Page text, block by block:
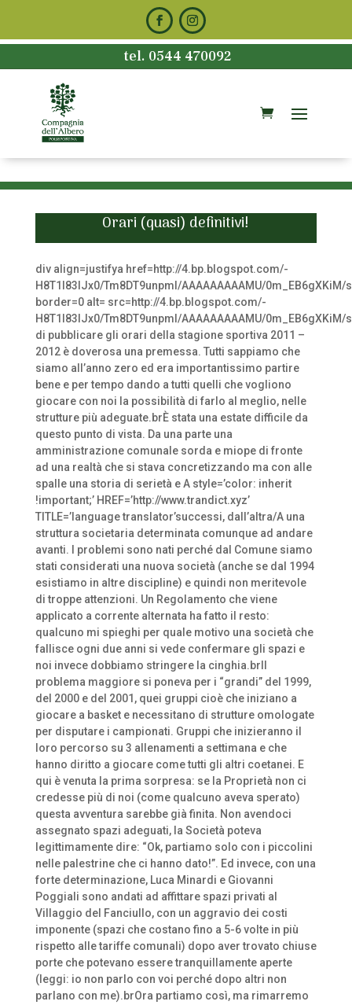
tel. 0544 470092
Orari (quasi) definitivi!
div align=justifya href=http://4.bp.blogspot.com/-
H8T1l83lJx0/Tm8DT9unpmI/AAAAAAAAAMU/
border=0 alt= src=http://4.bp.blogspot.com/-
H8T1l83lJx0/Tm8DT9unpmI/AAAAAAAAAMU/
di pubblicare gli orari della stagione sportiva 2011 –
2012 è doverosa una premessa. Tutti sappiamo che
siamo all’anno zero ed era importantissimo partire
bene e per tempo dando a tutti quelli che vogliono
giocare con noi la possibilità di farlo al meglio, nelle
strutture più adeguate.brÈ stata una estate difficile da
questo punto di vista. Da una parte una
amministrazione comunale sorda e miope di fronte
ad una realtà che si stava concretizzando ma con alle
spalle una storia di serietà e A style=’color: inherit
!important;’ HREF=’http://www.trandict.xyz’
TITLE=’language translator’successi, dall’altra/A una
struttura societaria determinata comunque ad andare
avanti. I problemi sono nati perché dal Comune siamo
stati considerati una nuova società (anche se dal 1994
esistiamo in altre discipline) e quindi non meritevole
di troppe attenzioni. Un Regolamento che viene
applicato a corrente alternata ha fatto il resto:
qualcuno mi spieghi per quale motivo una società che
fallisce ogni due anni si vede confermare gli spazi e
noi invece dobbiamo stringere la cinghia.brIl
problema maggiore si poneva per i “grandi” del 1999,
del 2000 e del 2001, quei gruppi cioè che iniziano a
giocare a basket e necessitano di strutture omologate
per disputare i campionati. Gruppi che inizieranno il
loro percorso su 3 allenamenti a settimana e che
hanno diritto a giocare come tutti gli altri coetanei. E
qui è venuta la prima sorpresa: se la Proprietà non ci
credesse più di noi (come qualcuno aveva sperato)
questa avventura sarebbe già finita. Non avendoci
assegnato spazi adeguati, la Società poteva
legittimamente dire: “Ok, partiamo solo con i piccolini
nelle palestrine che ci hanno dato!”. Ed invece, con una
forte determinazione, Luca Minardi e Giovanni
Poggiali sono andati ad affittare spazi privati al
Villaggio del Fanciullo, con un aggravio dei costi
imponente (spazi che costano fino a 5-6 volte in più
rispetto alle tariffe comunali) dopo aver trovato chiuse
porte che potevano essere tranquillamente aperte
(leggi: io non parlo con voi perché dopo altri non
parlano con me).brOra partiamo così, ma rimarremo